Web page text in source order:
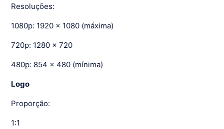
Resoluções:
1080p: 1920 x 1080 (máxima)
720p: 1280 x 720
480p: 854 x 480 (mínima)
Logo
Proporção:
1:1